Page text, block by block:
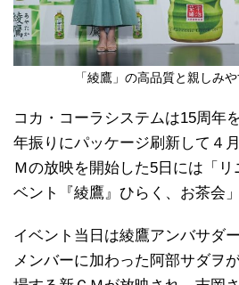
「綾鷹」の高品質と親しみ
コカ・コーラシステムは15周年
年振りにパッケージ刷新して４
Ｍの放映を開始した5日には「
ベント『綾鷹』ひらく、お茶会
イベント当日は綾鷹アンバサダ
メンバーに加わった阿部サダヲ